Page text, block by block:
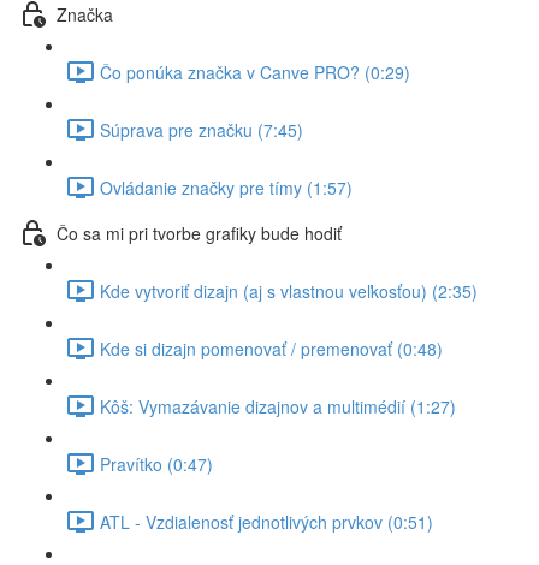
Značka
Čo ponúka značka v Canve PRO? (0:29)
Súprava pre značku (7:45)
Ovládanie značky pre tímy (1:57)
Čo sa mi pri tvorbe grafiky bude hodiť
Kde vytvoriť dizajn (aj s vlastnou veľkosťou) (2:35)
Kde si dizajn pomenovať / premenovať (0:48)
Kôš: Vymazávanie dizajnov a multimédií (1:27)
Pravítko (0:47)
ATL - Vzdialenosť jednotlivých prvkov (0:51)